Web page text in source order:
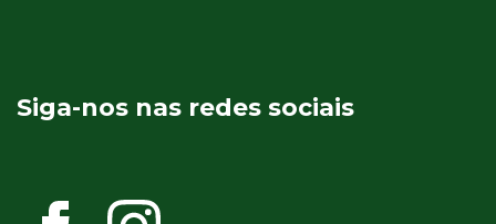
Siga-nos nas redes sociais